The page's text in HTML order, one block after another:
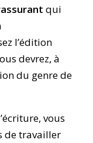
qui
l’édition
devrez, à
du genre de
vous
de travailler